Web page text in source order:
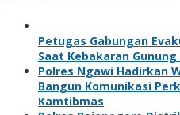
Petugas Gabungan
Saat Kebakaran
Polres Ngawi Hadirkan
Bangun Komunikasi
Kamtibmas